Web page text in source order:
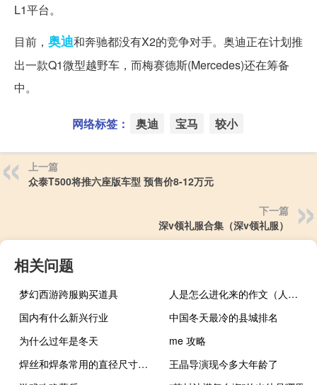
L1平台。
目前， 奥迪和奔驰都没有X2的竞争对手。奥迪正在计划推
出一款Q1微型越野车，而梅赛德斯(Mercedes)还在筹备
中。
网络标签： 奥迪 宝马 较小
上一篇
众泰T500将推六座版车型 预售价8-12万元
下一篇
深v领礼服合集（深v领礼服）
相关问题
梦幻西游跨服购买道具
人是怎么进化来的作文（人是怎么进化来的）
国内有什么新兴行业
中国冬天最冷的县城排名
为什么过年是冬天
me 攻略
焊丝和焊条常用的直径尺寸（焊丝和焊条的区别）
王晶导演现今多大年龄了